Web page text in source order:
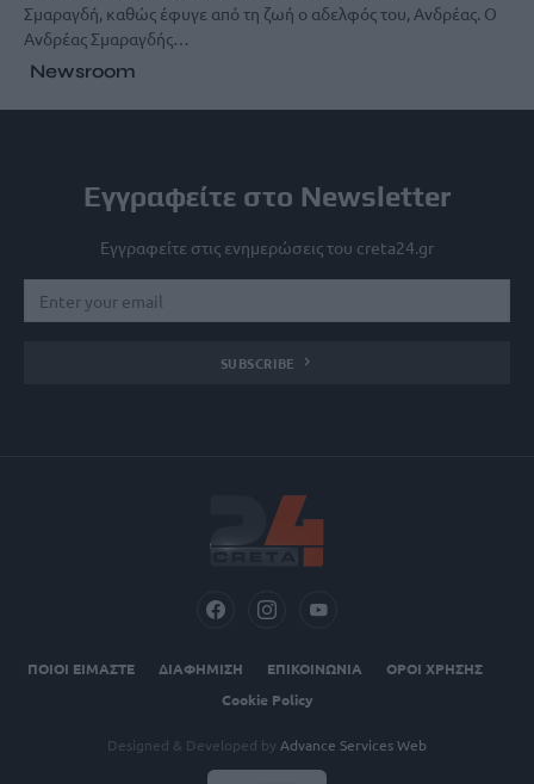
Σμαραγδή, καθώς έφυγε από τη ζωή ο αδελφός του, Ανδρέας. Ο
Ανδρέας Σμαραγδής…
Newsroom
Εγγραφείτε στο Newsletter
Εγγραφείτε στις ενημερώσεις του creta24.gr
SUBSCRIBE
ΠΟΙΟΙ ΕΙΜΑΣΤΕ ΔΙΑΦΗΜΙΣΗ ΕΠΙΚΟΙΝΩΝΙΑ
ΟΡΟΙ ΧΡΗΣΗΣ
Cookie Policy
Designed & Developed by Advance Services Web